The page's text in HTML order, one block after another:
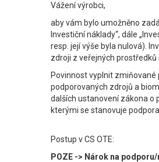
Vážení výrobci,
aby vám bylo umožněno
Investiční náklady“, dále
resp. její výše byla nulová).
zdroji z veřejných
Povinnost vyplnit zmiňované
podporovaných zdrojů a
dalších ustanovení zákona o
kterými se stanovuje
Postup v CS OTE:
POZE -> Nárok na